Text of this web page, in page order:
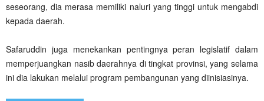
seseorang, dia merasa memiliki naluri yang tinggi untuk mengabdi
kepada daerah.
Safaruddin juga menekankan pentingnya peran legislatif dalam
memperjuangkan nasib daerahnya di tingkat provinsi, yang selama
ini dia lakukan melalui program pembangunan yang diinisiasinya.